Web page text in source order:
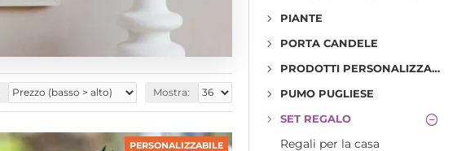
Mostra:
PERSONALIZZABILE
PIANTE
PORTA CANDELE
PRODOTTI PERSONALIZZABILI
PUMO PUGLIESE
SET REGALO
Regali per la casa